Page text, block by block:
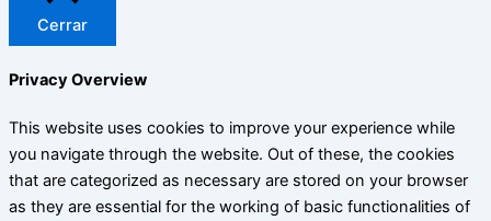
Cerrar
Privacy Overview
This website uses cookies to improve your experience while
you navigate through the website. Out of these, the cookies
that are categorized as necessary are stored on your browser
as they are essential for the working of basic functionalities of